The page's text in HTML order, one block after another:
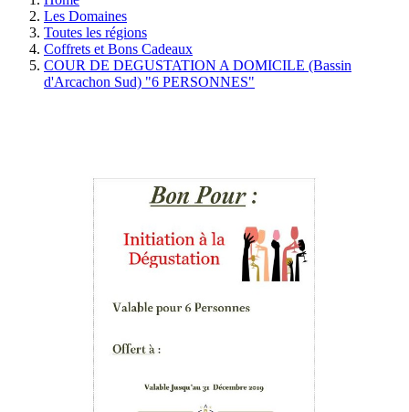
Les Domaines
Toutes les régions
Coffrets et Bons Cadeaux
COUR DE DEGUSTATION A DOMICILE (Bassin
d'Arcachon Sud) "6 PERSONNES"